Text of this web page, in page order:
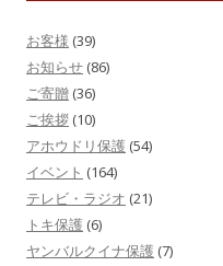
お客様 (39)
お知らせ (86)
ご寄贈 (36)
ご挨拶 (10)
アホウドリ保護 (54)
イベント (164)
テレビ・ラジオ (21)
トキ保護 (6)
ヤンバルクイナ保護 (7)